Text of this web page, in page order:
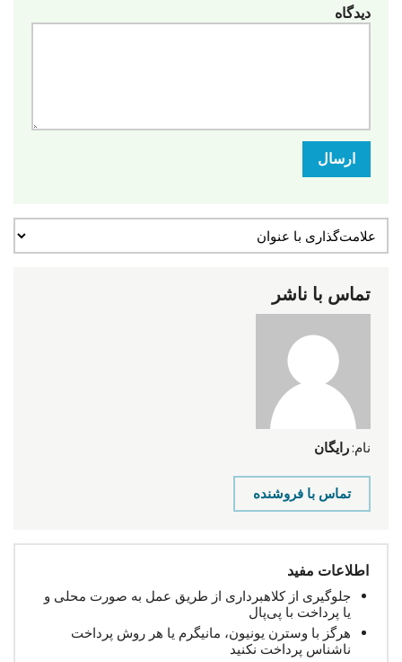
دیدگاه
ارسال
تماس با ناشر
نام: رایگان
تماس با فروشنده
اطلاعات مفید
جلوگیری از کلاهبرداری از طریق عمل به صورت محلی و
یا پرداخت با پی‌پال
هرگز با وسترن یونیون، مانیگرم یا هر روش پرداخت
ناشناس پرداخت نکنید